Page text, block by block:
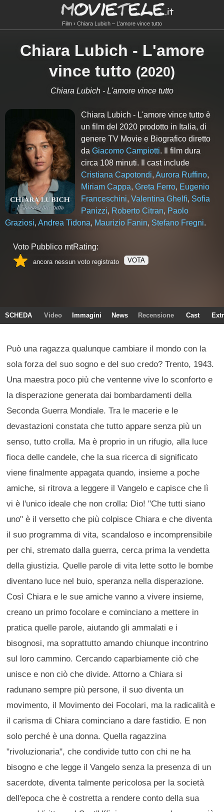
Film Chiara Lubich – L’amore vince tutto
Chiara Lubich - L'amore
vince tutto (2020)
Chiara Lubich - L'amore vince tutto
Chiara Lubich - L'amore vince tutto è
un film del 2020 prodotto in Italia, di
genere TV Movie e Biografico diretto
daGiacomo Campiotti. Il film dura
circa 108 minuti. Il cast include
Cristiana Capotondi,Aurora Ruffino,
Miriam Cappa,Greta Ferro, Eugenio
Franceschini,Valentina Ghelfi, Sofia
Panizzi, Roberto Citran, Paolo
Graziosi, Andrea Tidona, Maurizio Fanin, Stefano Fregni.
Voto Pubblico mtRating:
ancora nessun voto registrato VOTA
SCHEDA Video Immagini News Recensione Cast
Può una ragazza qualunque cambiare il mondo con la
sola forza del suo sogno e del suo credo? Trento, 1943.
Una maestra poco più che ventenne vive lo sconforto e
la disperazione generata dai bombardamenti della
Seconda Guerra Mondiale. Tra le macerie e le
devastazioni constata che tutto appare senza più un
senso, tutto crolla. Ma è proprio in un rifugio, alla luce
fioca delle candele, che la sua ricerca di significato
viene finalmente appagata quando, insieme a poche
amiche, si ritrova a leggere il Vangelo e capisce che lì
vi è l'unico ideale che non crolla: Dio! "Che tutti siano
uno" è il versetto che più colpisce Chiara e che diventa
il suo programma di vita, scandaloso e incomprensibile
per chi, stremato dalla guerra, cerca prima la vendetta
della giustizia. Quelle parole di vita lette sotto le bombe
diventano luce nel buio, speranza nella disperazione.
Così Chiara e le sue amiche vanno a vivere insieme,
creano un primo focolare e cominciano a mettere in
pratica quelle parole, aiutando gli ammalati e i
bisognosi, ma soprattutto amando chiunque incontrino
sul loro cammino. Cercando caparbiamente ciò che
unisce e non ciò che divide. Attorno a Chiara si
radunano sempre più persone, il suo diventa un
movimento, il Movimento dei Focolari, ma la radicalità e
il carisma di Chiara cominciano a dare fastidio. E non
solo perché è una donna. Quella ragazzina
"rivoluzionaria", che condivide tutto con chi ne ha
bisogno e che legge il Vangelo senza la presenza di un
sacerdote, diventa talmente pericolosa per la società
dell'epoca che è costretta a rendere conto della sua